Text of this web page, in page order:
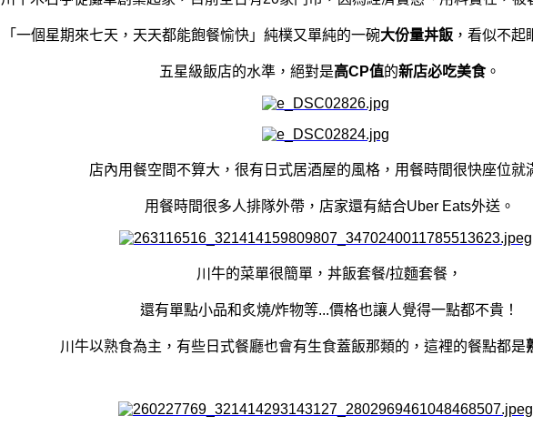
「一個星期來七天，天天都能飽餐愉快」純樸又單純的一碗大份量丼飯 ，看似不
五星級飯店的水準，絕對是高CP值的新店必吃美食。
店內用餐空間不算大，很有日式居酒屋的風格，用餐時間很快座位就
用餐時間很多人排隊外帶，店家還有結合Uber Eats外送。
川牛的菜單很簡單，丼飯套餐/拉麵套餐，
還有單點小品和炙燒/炸物等...價格也讓人覺得一點都不貴！
川牛以熟食為主，有些日式餐廳也會有生食蓋飯那類的，這裡的餐點都是